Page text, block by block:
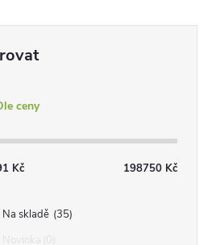
ceny
Kč 198750 Kč
Na skladě 35